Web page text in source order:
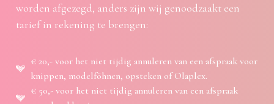
worden afgezegd, anders zijn wij genoodzaakt een
tarief in rekening te brengen:
€ 20,- voor het niet tijdig annuleren van een afspraak voor
knippen, modelföhnen, opsteken of Olaplex.
€ 50,- voor het niet tijdig annuleren van een afspraak